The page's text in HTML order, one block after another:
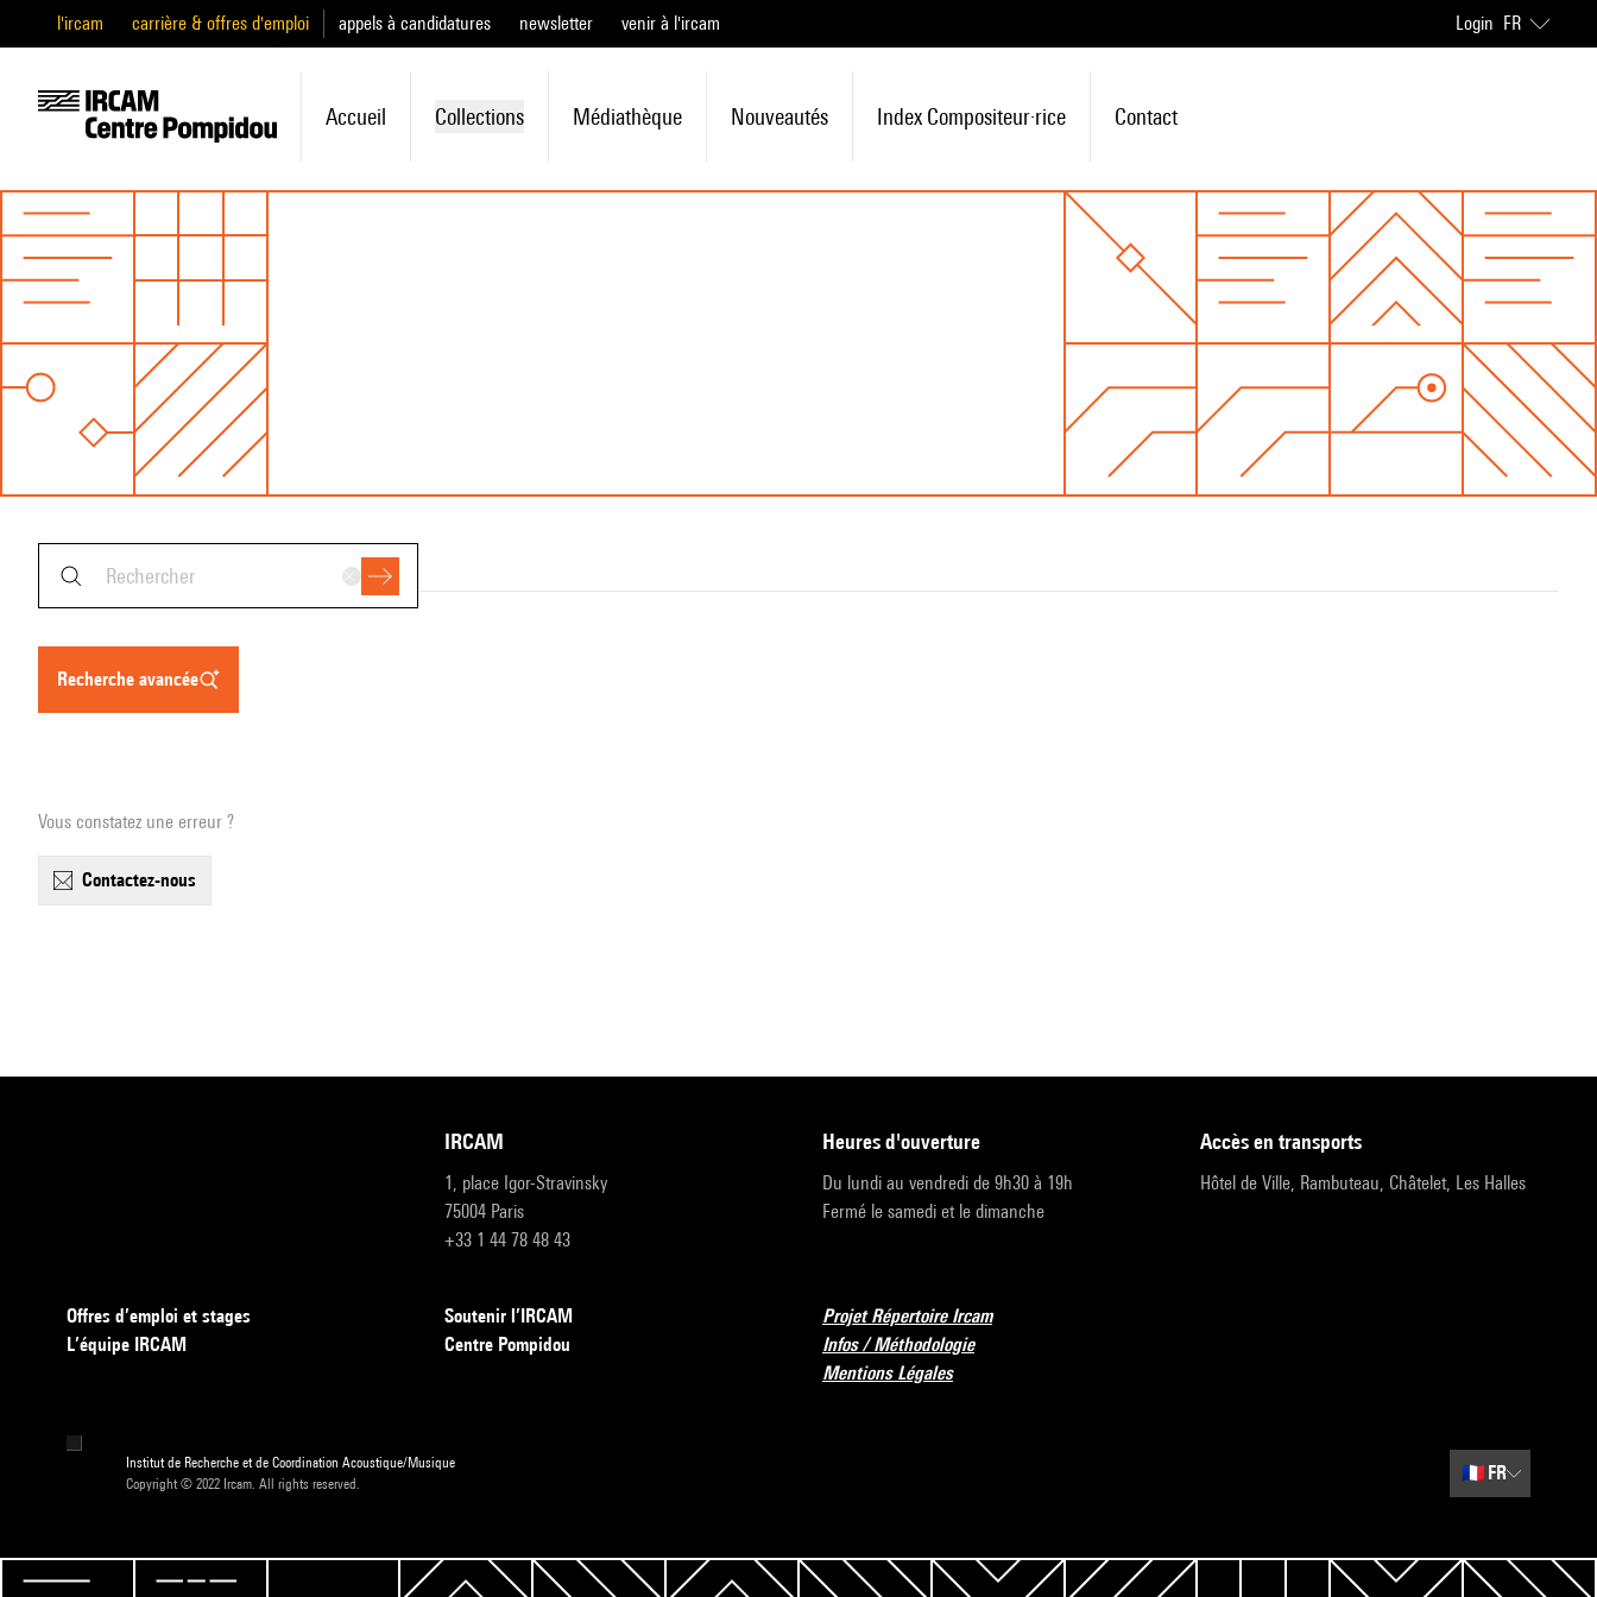
l'ircam carrière & offres d'emploi appels à candidatures newsletter venir à l'ircam Login FR
Accueil Collections Médiathèque Nouveautés Index Compositeur·rice Contact
recherche avancée
Vous constatez une erreur ?
contactez-nous
IRCAM
1, place Igor-Stravinsky
75004 Paris
+33 1 44 78 48 43
heures d'ouverture
Du lundi au vendredi de 9h30 à 19h
Fermé le samedi et le dimanche
accès en transports
Hôtel de Ville, Rambuteau, Châtelet, Les Halles
Offres d’emploi et stages
L’équipe IRCAM
Soutenir l’IRCAM
Centre Pompidou
Projet Répertoire Ircam
Infos / Méthodologie
Mentions Légales
Institut de Recherche et de Coordination Acoustique/Musique
Copyright © 2022 Ircam. All rights reserved.
🇫🇷 FR